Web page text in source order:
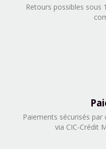
Retours possibles sous
Paiements sécurisés par
via CIC-Crédit